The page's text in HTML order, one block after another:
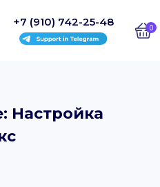
+7 (910) 742-25-48 0
Настройка